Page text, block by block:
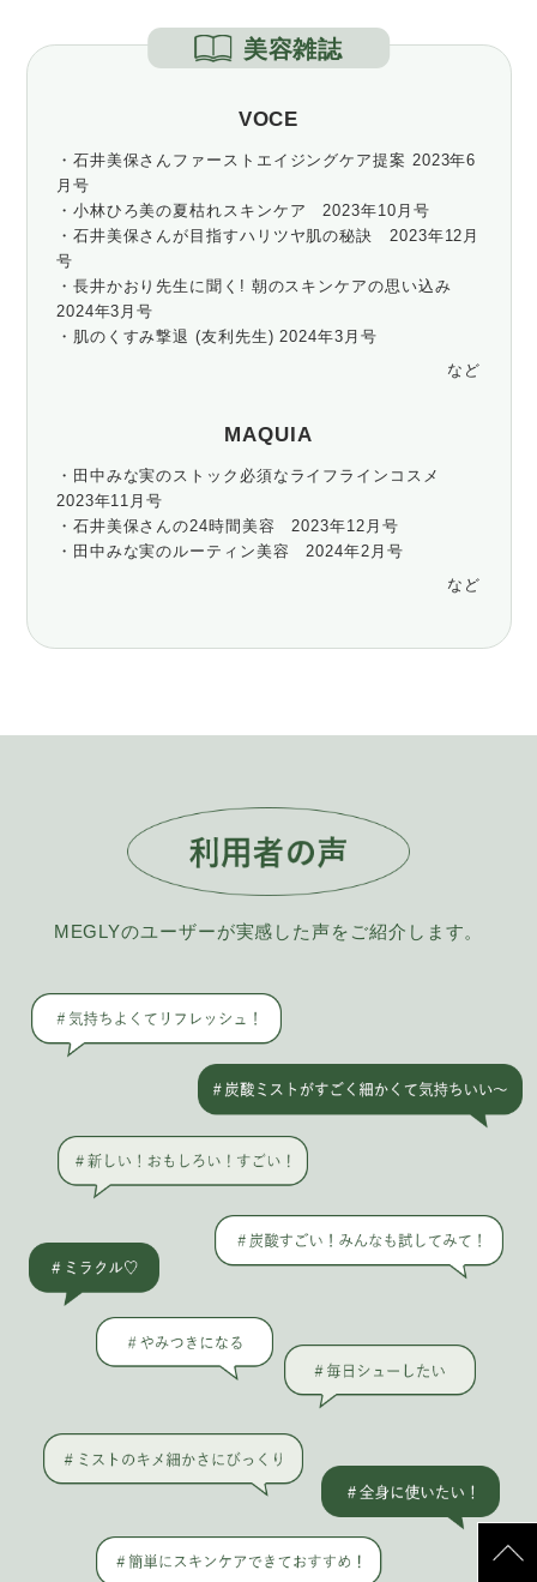
美容雑誌
VOCE
・石井美保さんファーストエイジングケア提案 2023年6
月号
・小林ひろ美の夏枯れスキンケア 2023年10月号
・石井美保さんが目指すハリツヤ肌の秘訣 2023年12月
号
・長井かおり先生に聞く! 朝のスキンケアの思い込み
2024年3月号
・肌のくすみ撃退 (友利先生) 2024年3月号
など
MAQUIA
・田中みな実のストック必須なライフラインコスメ
2023年11月号
・石井美保さんの24時間美容 2023年12月号
・田中みな実のルーティン美容 2024年2月号
など
MEGLYのユーザーが実感した声をご紹介します。